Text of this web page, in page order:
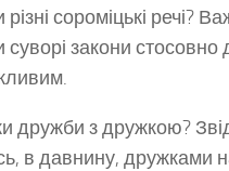
сороміцькі речі?
закони стосовно
дружби з дружкою?
в давнину, дружками